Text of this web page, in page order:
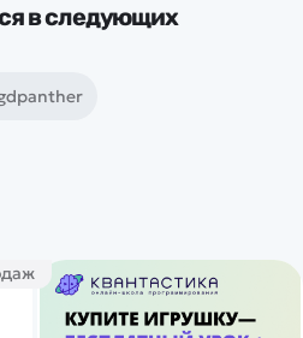
в следующих